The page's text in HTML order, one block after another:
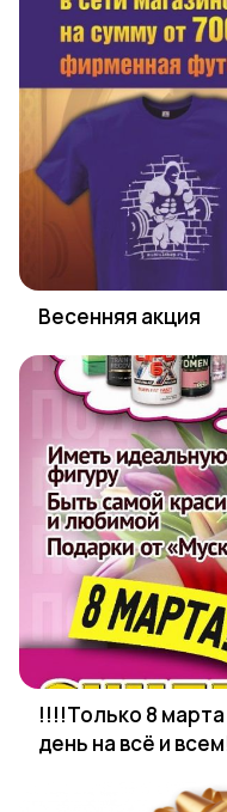
Весенняя акция
!!!!Только 8 марта
день на всё и